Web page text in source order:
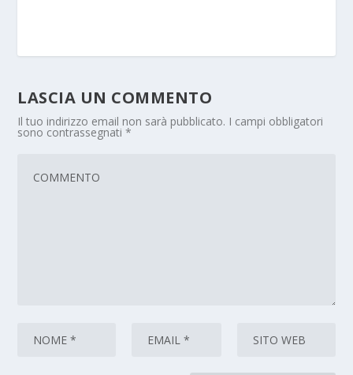
LASCIA UN COMMENTO
Il tuo indirizzo email non sarà pubblicato. I campi obbligatori
sono contrassegnati*